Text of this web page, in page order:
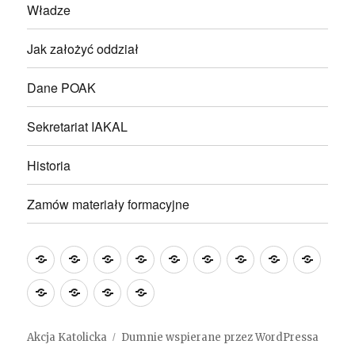
Władze
Jak założyć oddział
Dane POAK
Sekretariat IAKAL
Historia
Zamów materiały formacyjne
Wakacje
Akcją
2026
Aktualności
KALENDARIUM
IAKAL
NA
2024
Modlitwa
HymnDziałalność
StatutWładzeJak
DaneSekretariat
HistoriaZamów
formacyjne
Akcja Katolicka Dumnie wspierane przez WordPressa